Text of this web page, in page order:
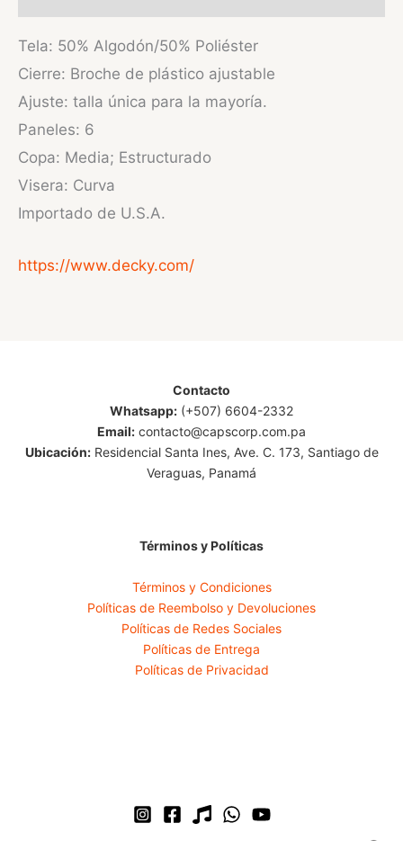
Tela: 50% Algodón/50% Poliéster
Cierre: Broche de plástico ajustable
Ajuste: talla única para la mayoría.
Paneles: 6
Copa: Media; Estructurado
Visera: Curva
Importado de U.S.A.
https://www.decky.com/
Contacto
Whatsapp: (+507) 6604-2332
Email: contacto@capscorp.com.pa
Ubicación:Residencial Santa Ines, Ave. C. 173, Santiago de
Veraguas, Panamá
Términos y Políticas
Términos y Condiciones
Políticas de Reembolso y Devoluciones
Políticas de Redes Sociales
Políticas de Entrega
Políticas de Privacidad